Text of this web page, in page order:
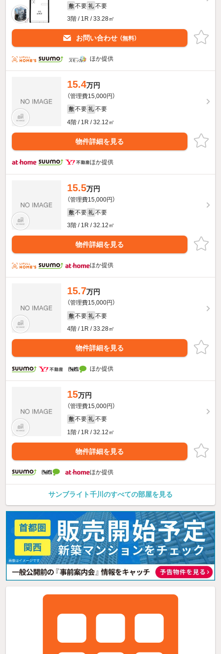
敷 不要 礼 不要
3階 / 1R / 33.28㎡
お問い合わせ （無料）
ほか提供
15.4万円
（管理費15,000円）
敷 不要 礼 不要
4階 / 1R / 32.12㎡
物件詳細を見る
ほか提供
15.5万円
（管理費15,000円）
敷 不要 礼 不要
3階 / 1R / 32.12㎡
物件詳細を見る
ほか提供
15.7万円
（管理費15,000円）
敷 不要 礼 不要
4階 / 1R / 33.28㎡
物件詳細を見る
ほか提供
15万円
（管理費15,000円）
敷 不要 礼 不要
1階 / 1R / 32.12㎡
物件詳細を見る
ほか提供
サンブライト千川のすべての部屋を見る